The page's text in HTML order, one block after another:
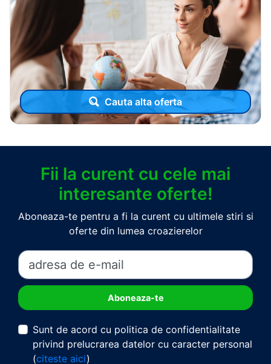
Cauta alta oferta
Fii la curent cu cele mai
interesante oferte!
Aboneaza-te pentru a fi la curent cu ultimele stiri si
oferte din lumea croazierelor
Sunt de acord cu politica de confidentialitate
privind prelucrarea datelor cu caracter personal
(citeste aici)